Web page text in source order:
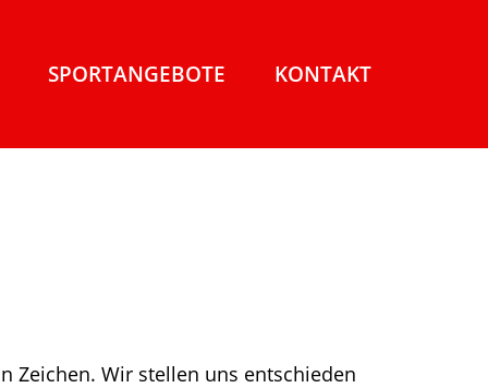
SPORTANGEBOTE KONTAKT
Zeichen. Wir stellen uns entschieden